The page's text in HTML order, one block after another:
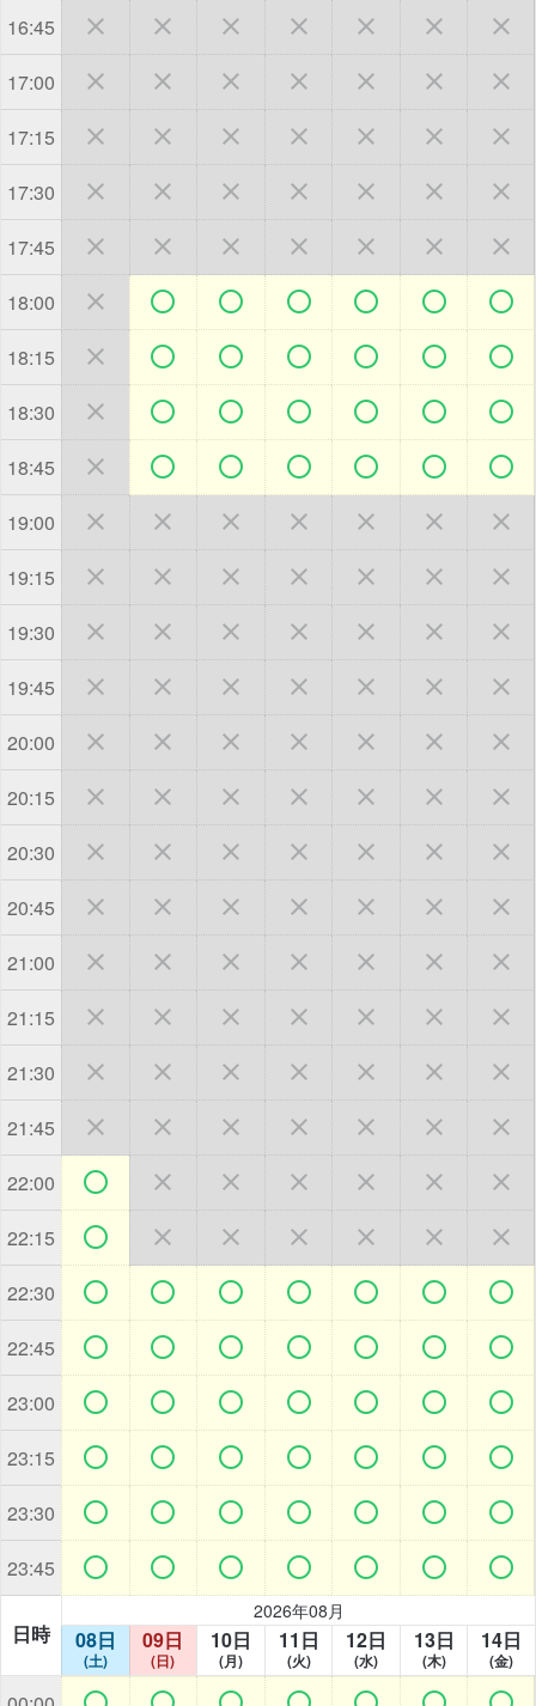
16:45       
17:00       
17:15       
17:30       
17:45       
18:00       
18:15       
18:30       
18:45       
19:00       
19:15       
19:30       
19:45       
20:00       
20:15       
20:30       
20:45       
21:00       
21:15       
21:30       
21:45       
22:00       
22:15       
22:30       
22:45       
23:00       
23:15       
23:30       
23:45       
日時
2026年08月
08日
(土)
09日
(日)
10日
(月)
11日
(火)
12日
(水)
13日
(木)
14日
(金)